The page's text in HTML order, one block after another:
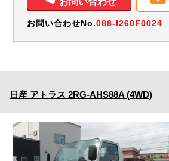
お問い合わせNo.088-I260F0024
日産 アトラス 2RG-AHS88A (4WD)